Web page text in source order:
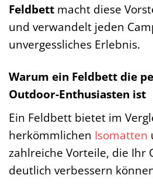
Feldbett macht diese
und verwandelt jeden
unvergessliches Erlebnis.
Warum ein Feldbett die
Outdoor-Enthusiasten ist
Ein Feldbett bietet im
herkömmlichen Isomatten
zahlreiche Vorteile, die Ihr
deutlich verbessern